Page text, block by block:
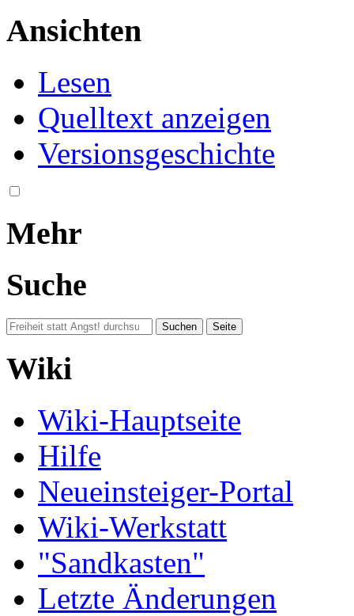
Ansichten
Lesen
Quelltext anzeigen
Versionsgeschichte
Mehr
Suche
Wiki
Wiki-Hauptseite
Hilfe
Neueinsteiger-Portal
Wiki-Werkstatt
"Sandkasten"
Letzte Änderungen